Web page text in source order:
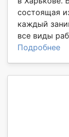
состоящая
каждый
все виды
Подробнее